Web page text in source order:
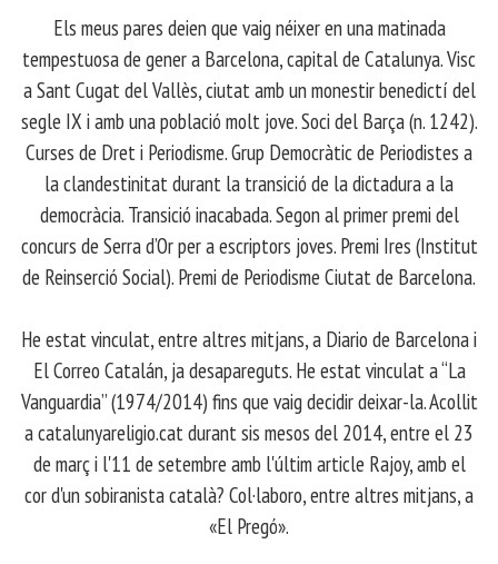
Els meus pares deien que vaig néixer en una matinada
tempestuosa de gener a Barcelona, capital de Catalunya. Visc
a Sant Cugat del Vallès, ciutat amb un monestir benedictí del
segle IX i amb una població molt jove. Soci del Barça (n. 1242).
Curses de Dret i Periodisme. Grup Democràtic de Periodistes a
la clandestinitat durant la transició de la dictadura a la
democràcia. Transició inacabada. Segon al primer premi del
concurs de Serra d’Or per a escriptors joves. Premi Ires (Institut
de Reinserció Social). Premi de Periodisme Ciutat de Barcelona.
​ He estat vinculat, entre altres mitjans, a Diario de Barcelona i
El Correo Catalán, ja desapareguts. He estat vinculat a “La
Vanguardia” (1974/2014) fins que vaig decidir deixar-la. Acollit
a catalunyareligio.cat durant sis mesos del 2014, entre el 23
de març i l'11 de setembre amb l'últim article Rajoy, amb el
cor d'un sobiranista català? Col·laboro, entre altres mitjans, a
«El Pregó».